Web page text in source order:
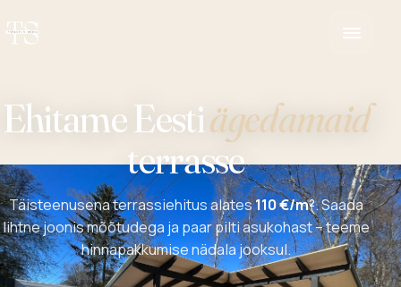
Ehitame Eestiägedamaid
terrasse
Täisteenusena terrassiehitus alates110 €/m². Saada
lihtne joonis mõõtudega ja paar pilti asukohast – teeme
hinnapakkumise nädala jooksul.